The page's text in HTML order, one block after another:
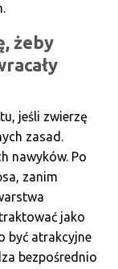
żeby
jeśli zwierzę
zasad.
nawyków. Po
zanim
jako
być atrakcyjne
bezpośrednio